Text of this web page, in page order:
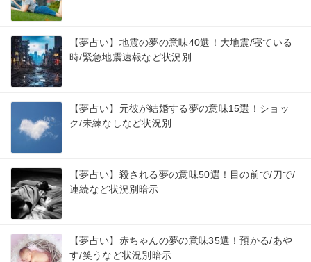
【夢占い】地震の夢の意味40選！大地震/寝ている
時/緊急地震速報など状況別
【夢占い】元彼が結婚する夢の意味15選！ショッ
ク/未練なしなど状況別
【夢占い】殺される夢の意味50選！目の前で/刀で/
連続など状況別暗示
【夢占い】赤ちゃんの夢の意味35選！預かる/あや
す/笑うなど状況別暗示